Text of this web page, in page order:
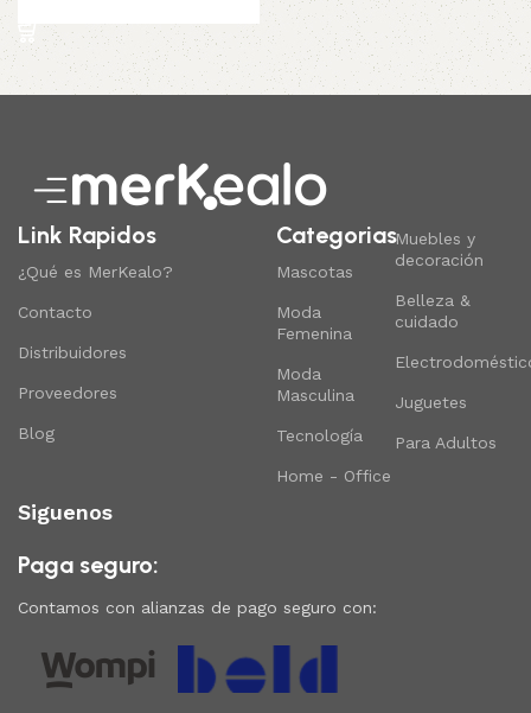
Link Rapidos
¿Qué es MerKealo?
Contacto
Distribuidores
Proveedores
Blog
Categorias
Mascotas
Moda
Femenina
Moda
Masculina
Tecnología
Home - Office
Muebles y
decoración
Belleza &
cuidado
Juguetes
Para Adultos
Siguenos
Paga seguro:
Contamos con alianzas de pago seguro con: